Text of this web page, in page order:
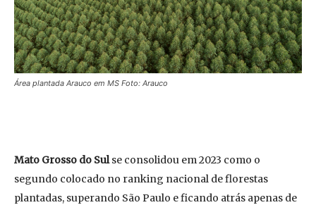
Área plantada Arauco em MS Foto: Arauco
Mato Grosso do Sulse consolidou em 2023 como o
segundo colocado no ranking nacional de florestas
plantadas, superando São Paulo e ficando atrás apenas de